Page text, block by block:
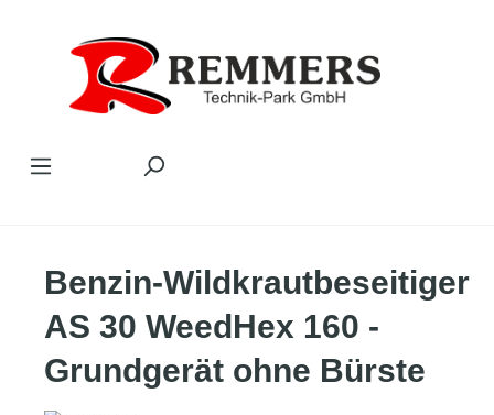
Benzin-Wildkrautbeseitiger
AS 30 WeedHex 160 -
Grundgerät ohne Bürste